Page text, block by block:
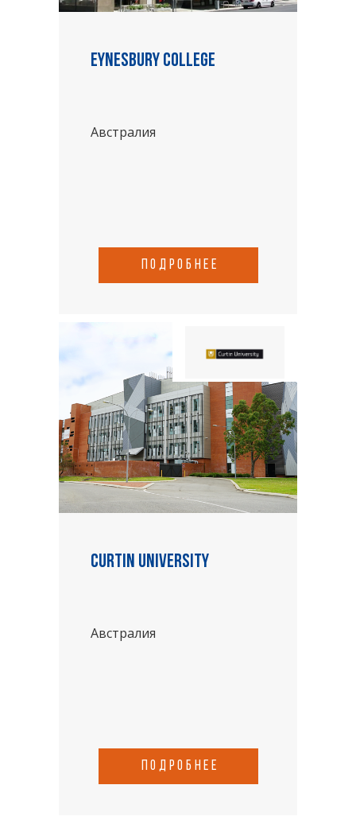
Eynesbury College
Австралия
подробнее
Curtin University
Австралия
подробнее